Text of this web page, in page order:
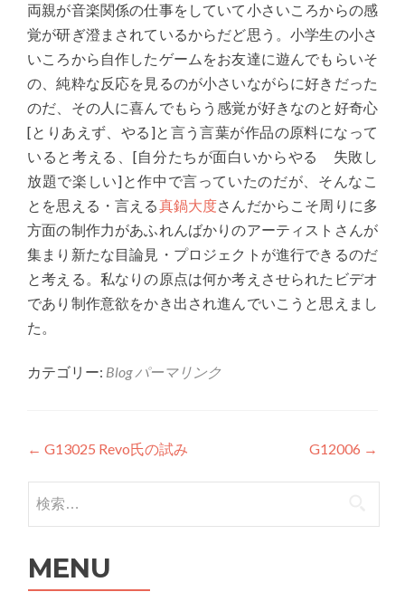
両親が音楽関係の仕事をしていて小さいころからの感
覚が研ぎ澄まされているからだど思う。小学生の小さ
いころから自作したゲームをお友達に遊んでもらいそ
の、純粋な反応を見るのが小さいながらに好きだった
のだ、その人に喜んでもらう感覚が好きなのと好奇心
[とりあえず、やる]と言う言葉が作品の原料になって
いると考える、[自分たちが面白いからやる 失敗し
放題で楽しい]と作中で言っていたのだが、そんなこ
とを思える・言える真鍋大度さんだからこそ周りに多
方面の制作力があふれんばかりのアーティストさんが
集まり新たな目論見・プロジェクトが進行できるのだ
と考える。私なりの原点は何か考えさせられたビデオ
であり制作意欲をかき出され進んでいこうと思えまし
た。
カテゴリー: Blog パーマリンク
投稿ナビゲーション
← G13025 Revo氏の試み G12006 →
検索:
MENU